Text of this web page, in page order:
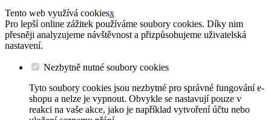
Tento web využívá cookiesx
Pro lepší online zážitek používáme soubory cookies. Díky nim
přesněji analyzujeme návštěvnost a přizpůsobujeme uživatelská
nastavení.
Nezbytně nutné soubory cookies
Tyto soubory cookies jsou nezbytné pro správné fungování e-
shopu a nelze je vypnout. Obvykle se nastavují pouze v
reakci na vaše akce, jako je například vytvoření účtu nebo